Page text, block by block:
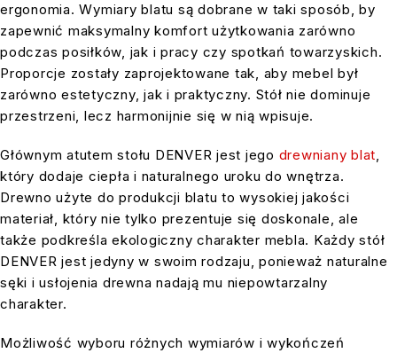
ergonomia. Wymiary blatu są dobrane w taki sposób, by
zapewnić maksymalny komfort użytkowania zarówno
podczas posiłków, jak i pracy czy spotkań towarzyskich.
Proporcje zostały zaprojektowane tak, aby mebel był
zarówno estetyczny, jak i praktyczny. Stół nie dominuje
przestrzeni, lecz harmonijnie się w nią wpisuje.
Głównym atutem stołu DENVER jest jego drewniany blat,
który dodaje ciepła i naturalnego uroku do wnętrza.
Drewno użyte do produkcji blatu to wysokiej jakości
materiał, który nie tylko prezentuje się doskonale, ale
także podkreśla ekologiczny charakter mebla. Każdy stół
DENVER jest jedyny w swoim rodzaju, ponieważ naturalne
sęki i usłojenia drewna nadają mu niepowtarzalny
charakter.
Możliwość wyboru różnych wymiarów i wykończeń